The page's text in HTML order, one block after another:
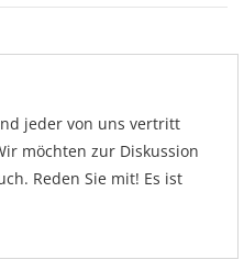
jeder von uns vertritt
möchten zur Diskussion
Reden Sie mit! Es ist